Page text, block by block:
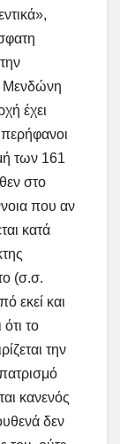
Μενδώνη
έχει
των 161
στο
που αν
κατά
(σ.σ.
εκεί και
το
την
κανενός
δεν